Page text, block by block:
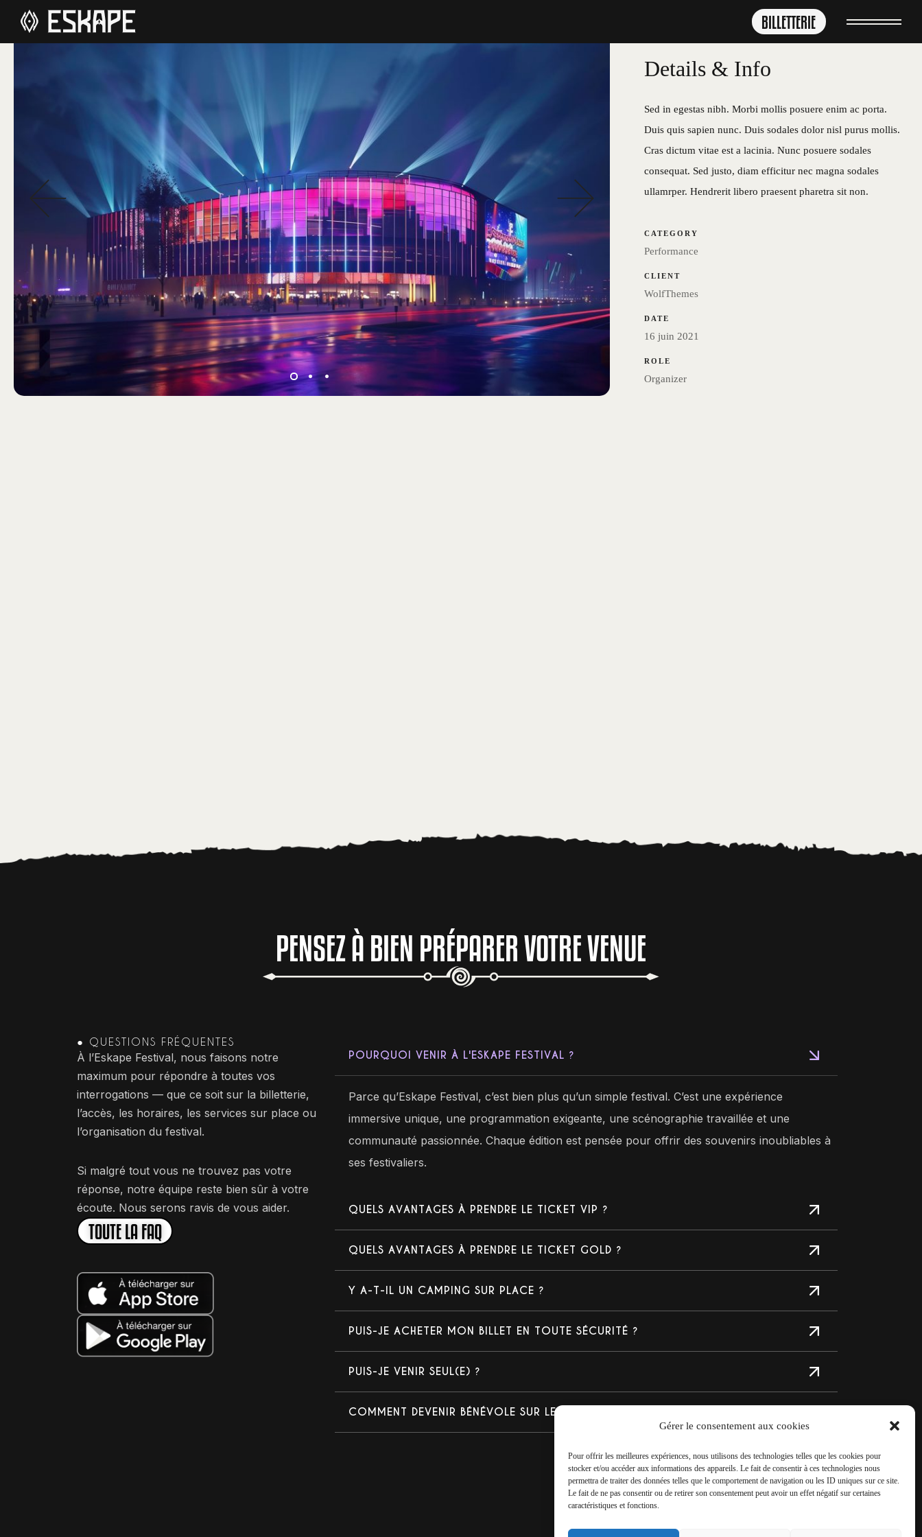
Gérer le consentement aux cookies
Pour offrir les meilleures expériences, nous utilisons des technologies telles que les cookies pour
stocker et/ou accéder aux informations des appareils. Le fait de consentir à ces technologies nous
permettra de traiter des données telles que le comportement de navigation ou les ID uniques sur ce site.
Le fait de ne pas consentir ou de retirer son consentement peut avoir un effet négatif sur certaines
caractéristiques et fonctions.
BILLETTERIE
Details & Info
Sed in egestas nibh. Morbi mollis posuere enim ac porta.
Duis quis sapien nunc. Duis sodales dolor nisl purus mollis.
Cras dictum vitae est a lacinia. Nunc posuere sodales
consequat. Sed justo, diam efficitur nec magna sodales
ullamrper. Hendrerit libero praesent pharetra sit non.
CATEGORY
Performance
CLIENT
WolfThemes
DATE
16 juin 2021
ROLE
Organizer
PENSEZ À BIEN PRÉPARER VOTRE VENUE
● QUESTIONS FRÉQUENTES
À l’Eskape Festival, nous faisons notre
maximum pour répondre à toutes vos
interrogations — que ce soit sur la billetterie,
l’accès, les horaires, les services sur place ou
l’organisation du festival.
Si malgré tout vous ne trouvez pas votre
réponse, notre équipe reste bien sûr à votre
écoute. Nous serons ravis de vous aider.
TOUTE LA FAQ
POURQUOI VENIR À L'ESKAPE FESTIVAL ?
Parce qu’Eskape Festival, c’est bien plus qu’un simple festival. C’est une expérience
immersive unique, une programmation exigeante, une scénographie travaillée et une
communauté passionnée. Chaque édition est pensée pour offrir des souvenirs inoubliables à
ses festivaliers.
QUELS AVANTAGES À PRENDRE LE TICKET VIP ?
QUELS AVANTAGES À PRENDRE LE TICKET GOLD ?
Y A-T-IL UN CAMPING SUR PLACE ?
PUIS-JE ACHETER MON BILLET EN TOUTE SÉCURITÉ ?
PUIS-JE VENIR SEUL(E) ?
COMMENT DEVENIR BÉNÉVOLE SUR LE FESTIVAL ?